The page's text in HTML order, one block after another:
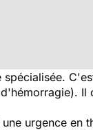
Il
urgence en